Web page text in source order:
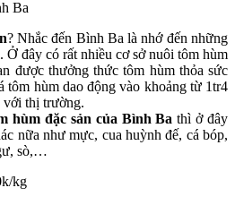
Ba
? Nhắc đến Bình Ba là nhớ đến những
đây có rất nhiều cơ sở nuôi tôm hùm
được thưởng thức tôm hùm thỏa sức
tôm hùm dao động vào khoảng từ 1tr4
với thị trường.
hùm đặc sản của Bình Ba thì ở đây
nữa như mực, cua huỳnh đế, cá bóp,
sò,…
kg